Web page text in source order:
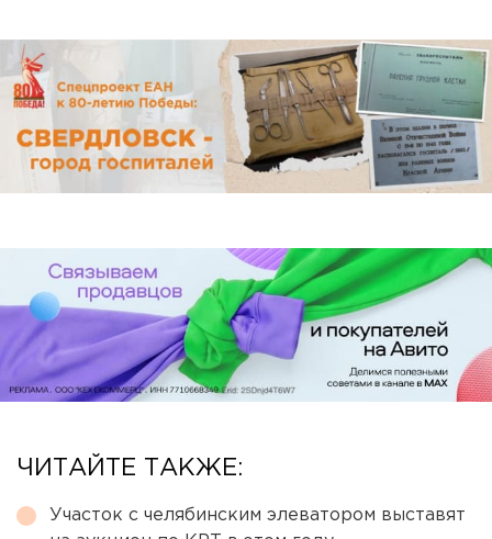
ЧИТАЙТЕ ТАКЖЕ:
Участок с челябинским элеватором выставят